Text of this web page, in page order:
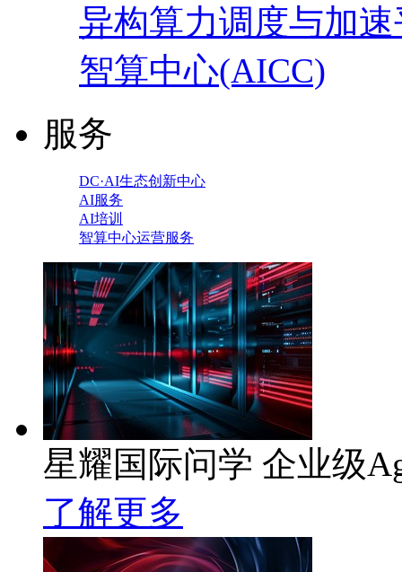
异构算力调度与加
智算中心(AICC)
服务
DC·AI生态创新中心
AI服务
AI培训
智算中心运营服务
星耀国际问学 企业级
了解更多